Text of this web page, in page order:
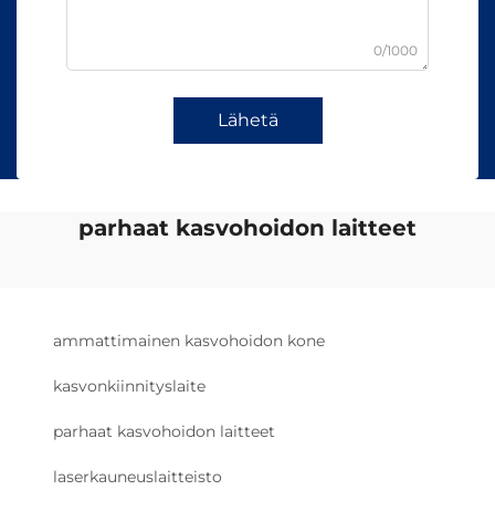
0/1000
Lähetä
parhaat kasvohoidon laitteet
ammattimainen kasvohoidon kone
kasvonkiinnityslaite
parhaat kasvohoidon laitteet
laserkauneuslaitteisto